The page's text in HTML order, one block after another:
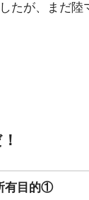
たが、まだ
有目的①